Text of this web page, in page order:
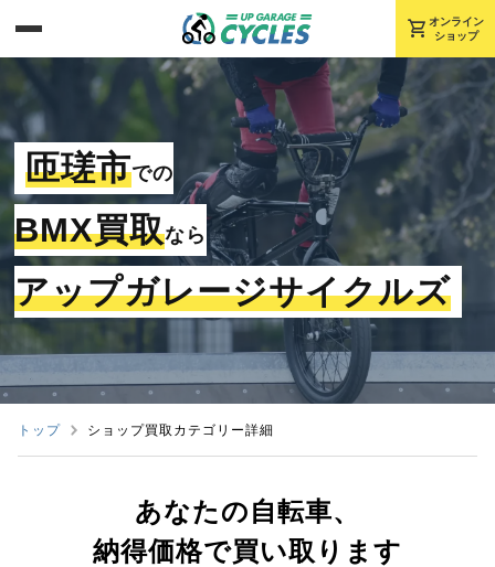
shopping_cart オンライン
ショップ
匝瑳市での
BMX買取なら
アップガレージサイクルズ
トップ ショップ買取カテゴリー詳細
あなたの自転車、
納得価格で買い取ります